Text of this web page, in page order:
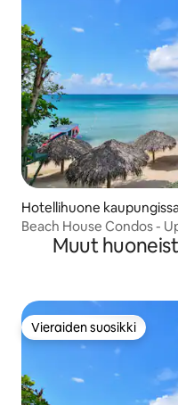
Hotellihuone
Beach House Condos -
Muut
Vieraiden suosikki
Vieraiden suosikki